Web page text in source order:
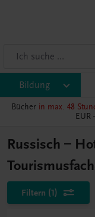
Bildung
Bücher in max. 48
EUR
Russisch –
Filtern (1)